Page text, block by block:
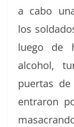
a cabo
los
luego de
alco­hol,
puer­tas
entraron